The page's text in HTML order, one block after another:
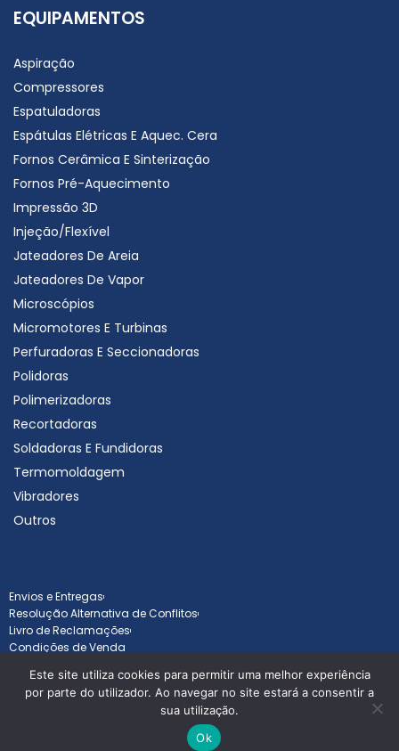
EQUIPAMENTOS
Aspiração
Compressores
Espatuladoras
Espátulas Elétricas E Aquec. Cera
Fornos Cerâmica E Sinterização
Fornos Pré-Aquecimento
Impressão 3D
Injeção/Flexível
Jateadores De Areia
Jateadores De Vapor
Microscópios
Micromotores E Turbinas
Perfuradoras E Seccionadoras
Polidoras
Polimerizadoras
Recortadoras
Soldadoras E Fundidoras
Termomoldagem
Vibradores
Outros
Envios e Entregas
Resolução Alternativa de Conflitos
Livro de Reclamações
Condições de Venda
Todos os direitos reservados © Goldentav 2025 - Desenvolvido por
Orange Agency
Este site utiliza cookies para permitir uma melhor experiência
por parte do utilizador. Ao navegar no site estará a consentir a
sua utilização.
Ok